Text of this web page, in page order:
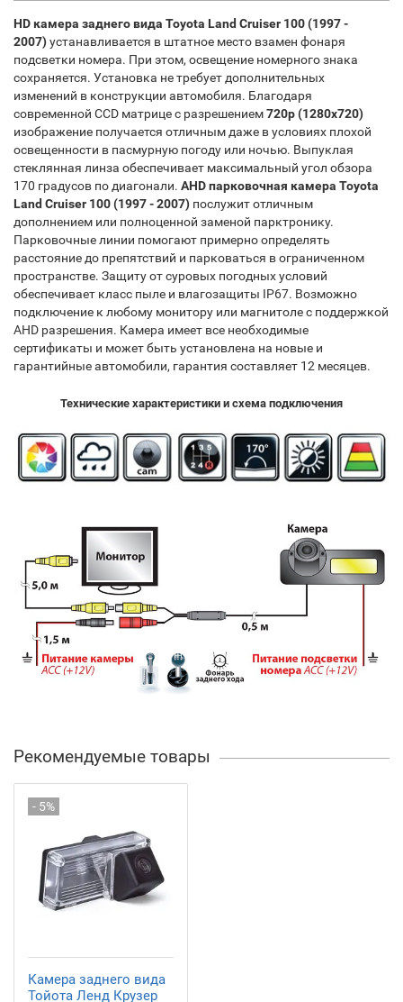
HD камера заднего вида Toyota Land Cruiser 100 (1997 -
2007)устанавливается в штатное место взамен фонаря
подсветки номера. При этом, освещение номерного знака
сохраняется. Установка не требует дополнительных
изменений в конструкции автомобиля. Благодаря
современной CCD матрице с разрешением720p (1280х720)
изображение получается отличным даже в условиях плохой
освещенности в пасмурную погоду или ночью. Выпуклая
стеклянная линза обеспечивает максимальный угол обзора
170 градусов по диагонали. AHD парковочная камера Toyota
Land Cruiser 100 (1997 - 2007) послужит отличным
дополнением или полноценной заменой парктронику.
Парковочные линии помогают примерно определять
расстояние до препятствий и парковаться в ограниченном
пространстве. Защиту от суровых погодных условий
обеспечивает класс пыле и влагозащиты IP67. Возможно
подключение к любому монитору или магнитоле с поддержкой
AHD разрешения. Камера имеет все необходимые
сертификаты и может быть установлена на новые и
гарантийные автомобили, гарантия составляет 12 месяцев.
Технические характеристики и схема подключения
Рекомендуемые товары
- 5%
Камера заднего вида
Тойота Ленд Крузер